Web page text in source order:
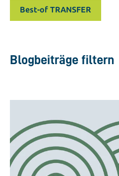
Best-of TRANSFER
Blogbeiträge filtern